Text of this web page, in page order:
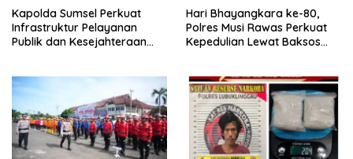
Kapolda Sumsel Perkuat
Infrastruktur Pelayanan
Publik dan Kesejahteraan
Hari Bhayangkara ke-80,
Polres Musi Rawas Perkuat
Kepedulian Lewat Baksos